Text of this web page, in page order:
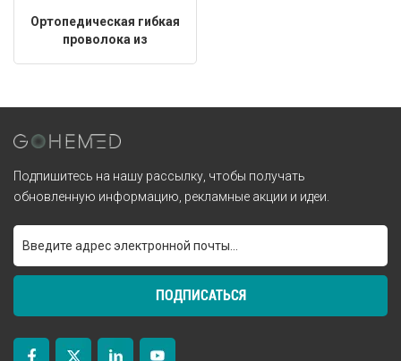
Ортопедическая гибкая
проволока из
Подпишитесь на нашу рассылку, чтобы получать
обновленную информацию, рекламные акции и идеи.